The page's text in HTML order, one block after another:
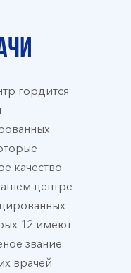
гордится
качество
центре
12 имеют
звание.
врачей